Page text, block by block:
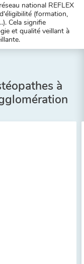
national REFLEX
(formation,
Cela signifie
et qualité veillant à
à